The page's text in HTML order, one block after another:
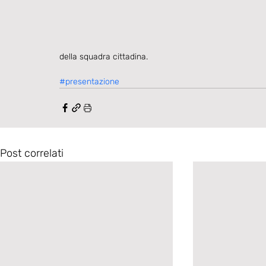
della squadra cittadina.
#presentazione
Post correlati